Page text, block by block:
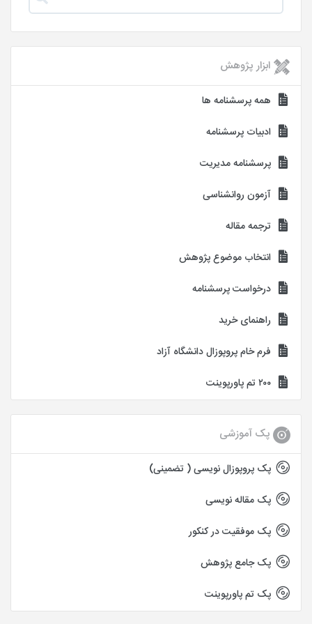
ابزار پژوهش
همه پرسشنامه ها
ادبیات پرسشنامه
پرسشنامه مدیریت
آزمون روانشناسی
ترجمه مقاله
انتخاب موضوع پژوهش
درخواست پرسشنامه
راهنمای خرید
فرم خام پروپوزال دانشگاه آزاد
۲۰۰ تم پاورپوینت
پک آموزشی
پک پروپوزال نویسی ( تضمینی)
پک مقاله نویسی
پک موفقیت در کنکور
پک جامع پژوهش
پک تم پاورپوینت